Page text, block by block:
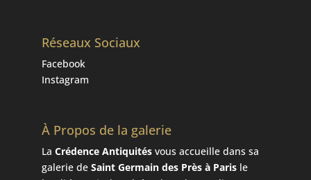
Réseaux Sociaux
Facebook
Instagram
À Propos de la galerie
La Crédence Antiquitésvous accueille dans sa
galerie de Saint Germain des Près à Parisle